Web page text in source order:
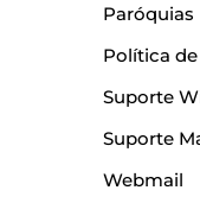
Paróquias
Política
Suporte
Suporte
Webmail